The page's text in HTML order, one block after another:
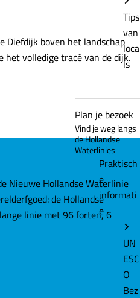
Tips
van
loca
ls
Plan je bezoek
Vind je weg langs
de Hollandse
Waterlinies
Praktisch
e
informati
e
UN
ESC
O
Bez
Diefdijk boven het landschap
het volledige tracé van de dijk.
Nieuwe Hollandse Waterlinie
de Hollandse
linie met 96 forten, 6